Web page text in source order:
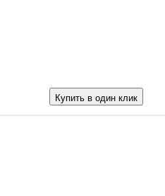
Купить в один клик